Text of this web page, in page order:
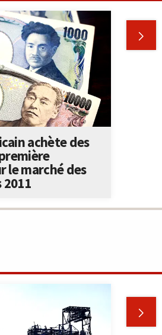

achète des
le marché des
2011
